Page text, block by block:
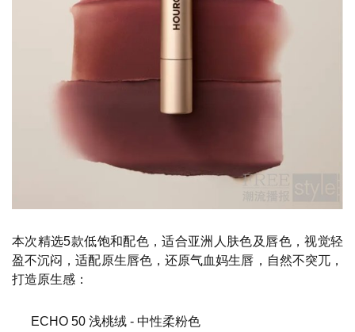
本次精选5款低饱和配色，适合亚洲人肤色及唇色，视觉轻
盈不沉闷，适配原生唇色，还原气血妈生唇，自然不突兀，
打造原生感：
ECHO 50 浅桃绒 - 中性柔粉色